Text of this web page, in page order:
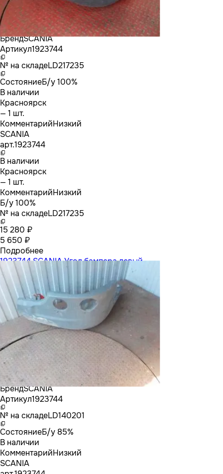
БрендSCANIA
Артикул1923744
№ на складеLD217235
СостояниеБ/у 100%
В наличии
Красноярск
— 1 шт.
КомментарийНизкий
SCANIA
арт.1923744
В наличии
Красноярск
— 1 шт.
КомментарийНизкий
Б/у 100%
№ на складеLD217235
15 280 ₽
5 650 ₽
Подробнее
1923744 SCANIA Угол бампера левый
БрендSCANIA
Артикул1923744
№ на складеLD140201
СостояниеБ/у 85%
В наличии
КомментарийНизкий
SCANIA